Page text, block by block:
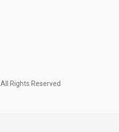
All Rights Reserved